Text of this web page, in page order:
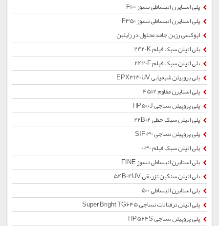
پلی استایرن انبساطی نسوز F100
پلی استایرن انبساطی نسوز F350
اپوکسی رزین جامد محلول در زایلین
پلی اتیلن سبک فیلم 2420K
پلی اتیلن سبک فیلم 2420F
پلی پروپیلن شیمیایی EPX3130UV
پلی استایرن مقاوم 4512
پلی پروپیلن نساجی HP500J
پلی اتیلن سبک خطی 22B02
پلی پروپیلن نساجی SIF030
پلی اتیلن سبک فیلم 0030
پلی استایرن انبساطی نسوز FINE
پلی اتیلن سنگین تزریقی 54B04UV
پلی استایرن انبساطی 500
پلی اتیلن ترفتالات نساجی Super Bright TG645
پلی پروپیلن نساجی HP564S